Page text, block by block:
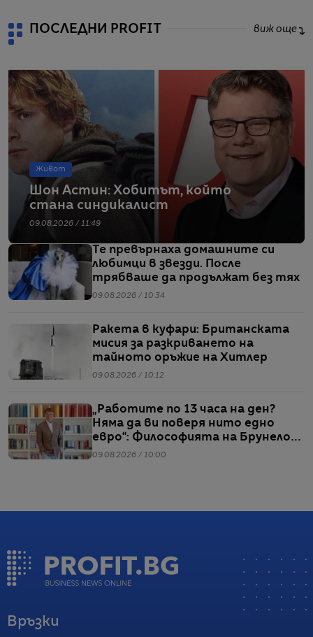
ПОСЛЕДНИ PROFIT виж още
Живот
Шон Астин: Хобитът, който
стана синдикалист
09.08.2026 / 11:49
Те превърнаха домашните си
любимци в звезди. После
трябваше да продължат без тях
09.08.2026 / 10:34
Ракета в куфари: Британската
мисия за разкриването на
тайното оръжие на Хитлер
09.08.2026 / 10:12
„Работите по 13 часа на ден?
Няма да ви поверя нито едно
евро“: Философията на Брунело
Кучинели за бизнеса и живота
09.08.2026 / 10:00
Връзки